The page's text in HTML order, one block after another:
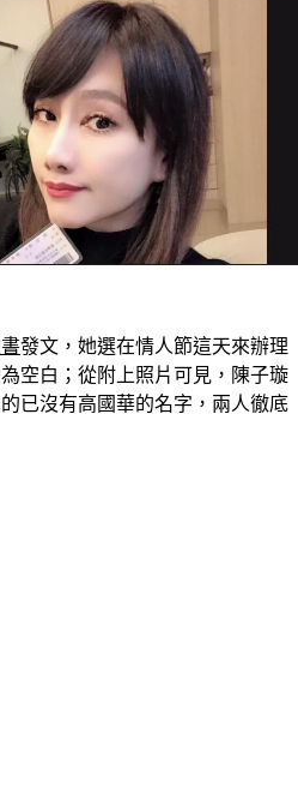
發文，她選在情人節這天來辦理
空白；從附上照片可見，陳子璇
已沒有高國華的名字，兩人徹底